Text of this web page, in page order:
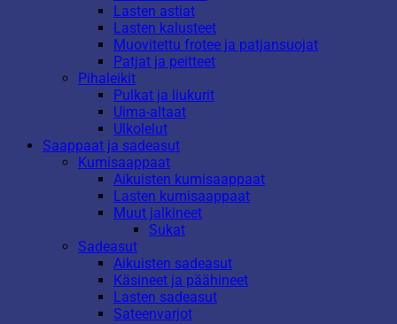
Lasten astiat
Lasten kalusteet
Muovitettu frotee ja patjansuojat
Patjat ja peitteet
Pihaleikit
Pulkat ja liukurit
Uima-altaat
Ulkolelut
Saappaat ja sadeasut
Kumisaappaat
Aikuisten kumisaappaat
Lasten kumisaappaat
Muut jalkineet
Sukat
Sadeasut
Aikuisten sadeasut
Käsineet ja päähineet
Lasten sadeasut
Sateenvarjot